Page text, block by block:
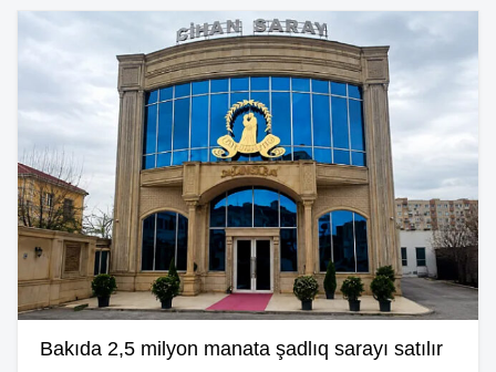
Bakıda 2,5 milyon manata şadlıq sarayı satılır